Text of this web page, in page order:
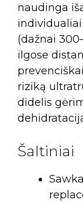
naudinga
(dažnai
ilgose
riziką
didelis
Šaltiniai